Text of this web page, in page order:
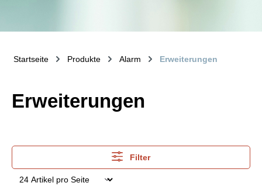
Startseite Produkte Alarm Erweiterungen
Erweiterungen
Filter